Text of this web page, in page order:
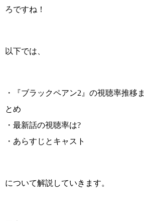
ろですね！
以下では、
・『ブラックペアン2』の視聴率推移ま
とめ
・最新話の視聴率は?
・あらすじとキャスト
について解説していきます。